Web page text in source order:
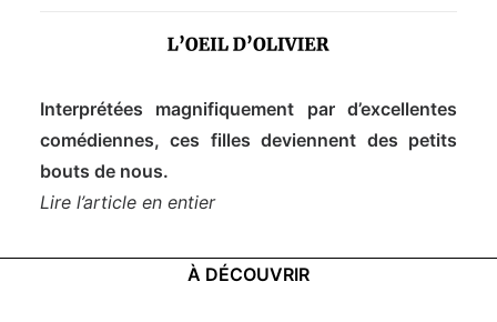
Interprétées magnifiquement par d’excellentes
comédiennes, ces filles deviennent des petits
bouts de nous.
Lire l’article en entier
À DÉCOUVRIR